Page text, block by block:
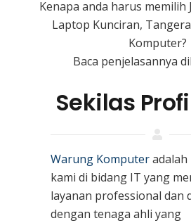
Kenapa anda harus memilih
Laptop Kunciran,
Komputer?
Baca penjelasannya
Sekilas
Warung Komputeradalah
kami di bidang IT yang
layanan professional dan
dengan tenaga ahli yang